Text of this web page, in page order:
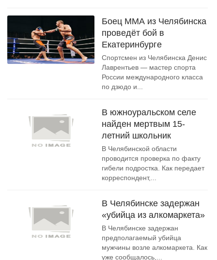
Боец ММА из Челябинска
проведёт бой в
Екатеринбурге
Спортсмен из Челябинска Денис
Лаврентьев — мастер спорта
России международного класса
по дзюдо и...
В южноуральском селе
найден мертвым 15-
летний школьник
В Челябинской области
проводится проверка по факту
гибели подростка. Как передает
корреспондент,...
В Челябинске задержан
«убийца из алкомаркета»
В Челябинске задержан
предполагаемый убийца
мужчины возле алкомаркета. Как
уже сообщалось,...